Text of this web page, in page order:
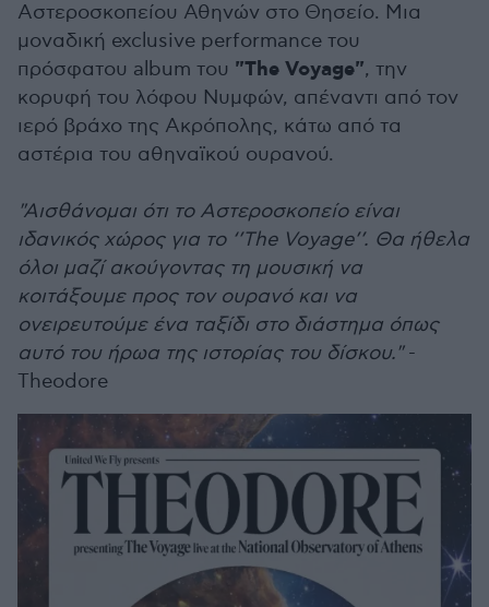
Αστεροσκοπείου Αθηνών στο Θησείο. Μια
μοναδική exclusive performance του
πρόσφατου album του "The Voyage", την
κορυφή του λόφου Νυμφών, απέναντι από τον
ιερό βράχο της Ακρόπολης, κάτω από τα
αστέρια του αθηναϊκού ουρανού.
"Αισθάνομαι ότι το Αστεροσκοπείο είναι
ιδανικός χώρος για το ‘’The Voyage’’. Θα ήθελα
όλοι μαζί ακούγοντας τη μουσική να
κοιτάξουμε προς τον ουρανό και να
ονειρευτούμε ένα ταξίδι στο διάστημα όπως
αυτό του ήρωα της ιστορίας του δίσκου."-
Theodore